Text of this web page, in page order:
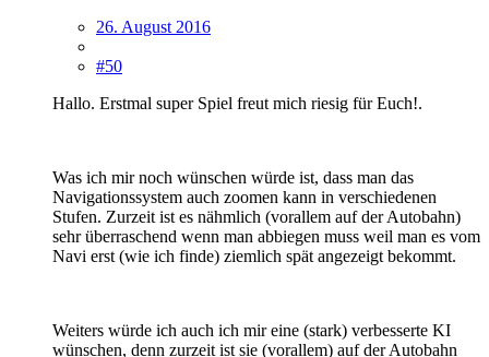
26. August 2016
#50
Hallo. Erstmal super Spiel freut mich riesig für Euch!.
Was ich mir noch wünschen würde ist, dass man das
Navigationssystem auch zoomen kann in verschiedenen
Stufen. Zurzeit ist es nähmlich (vorallem auf der Autobahn)
sehr überraschend wenn man abbiegen muss weil man es vom
Navi erst (wie ich finde) ziemlich spät angezeigt bekommt.
Weiters würde ich auch ich mir eine (stark) verbesserte KI
wünschen, denn zurzeit ist sie (vorallem) auf der Autobahn